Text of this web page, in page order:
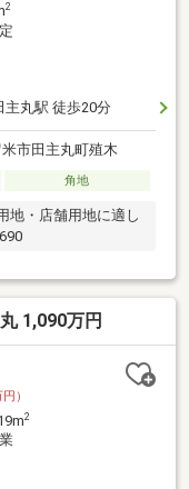
2
主丸駅 徒歩20分
市田主丸町殖木
角地
地・店舗用地に適し
1,090万円
）
2